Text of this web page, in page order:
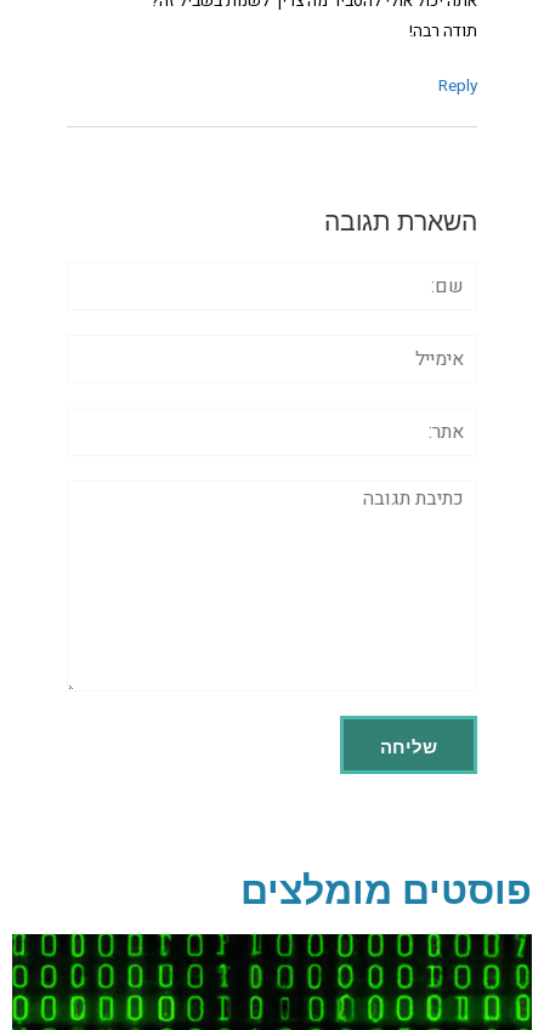
תודה רבה!
Reply
השארת תגובה
תגובה
פוסטים מומלצים